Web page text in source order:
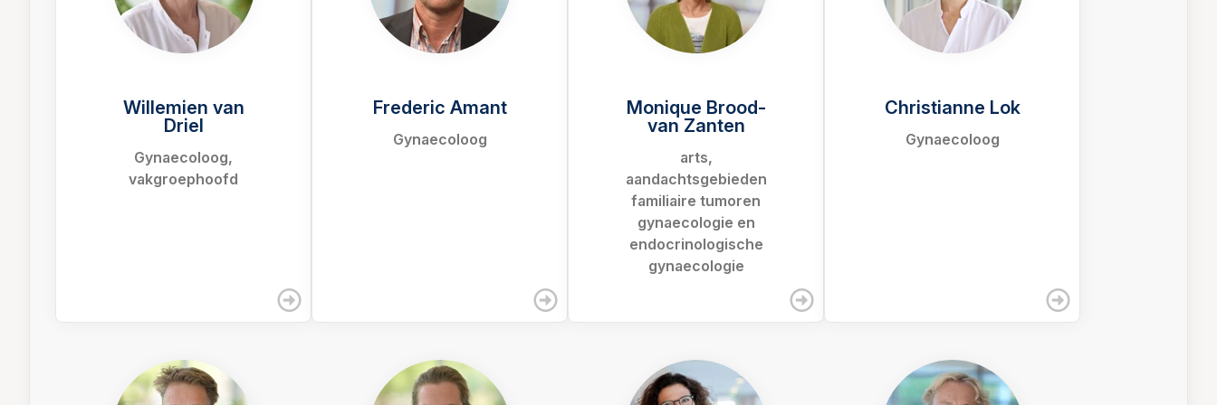
Willemien van
Driel
Gynaecoloog,
vakgroephoofd
Frederic Amant
Gynaecoloog
Monique Brood-
van Zanten
arts,
aandachtsgebieden
familiaire tumoren
gynaecologie en
endocrinologische
gynaecologie
Christianne Lok
Gynaecoloog